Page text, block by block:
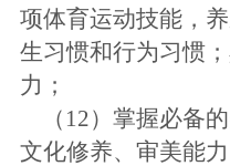
项体育运动技能，
生习惯和行为习惯
力；
（ 12）掌握必备
文化修养、审美能力